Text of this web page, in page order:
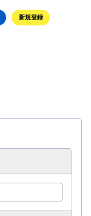
新規登録